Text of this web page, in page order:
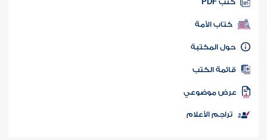
كتب PDF
كتاب الأمة
المكتبة
الكتب
موضوعي